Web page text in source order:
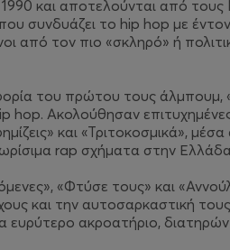
και αποτελούνται από
συνδυάζει το hip hop με
από τον πιο «σκληρό» ή
του πρώτου τους άλμπουμ,
hop. Ακολούθησαν
και «Τριτοκοσμικά»,
rap σχήματα στην
«Φτύσε τους» και
και την αυτοσαρκαστική
ευρύτερο ακροατήριο,